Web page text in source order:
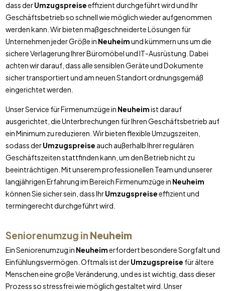
dass derUmzugspreiseeffizient durchgeführt wird und Ihr
Geschäftsbetrieb so schnell wie möglich wieder aufgenommen
werden kann. Wir bieten maßgeschneiderte Lösungen für
Unternehmen jeder Größe in Neuheimund kümmern uns um die
sichere Verlagerung Ihrer Büromöbel und IT-Ausrüstung. Dabei
achten wir darauf, dass alle sensiblen Geräte und Dokumente
sicher transportiert und am neuen Standort ordnungsgemäß
eingerichtet werden.
Unser Service für Firmenumzüge in Neuheimist darauf
ausgerichtet, die Unterbrechungen für Ihren Geschäftsbetrieb auf
ein Minimum zu reduzieren. Wir bieten flexible Umzugszeiten,
sodass derUmzugspreise auch außerhalb Ihrer regulären
Geschäftszeiten stattfinden kann, um den Betrieb nicht zu
beeinträchtigen. Mit unserem professionellen Team und unserer
langjährigen Erfahrung im Bereich Firmenumzüge in Neuheim
können Sie sicher sein, dass IhrUmzugspreiseeffizient und
termingerecht durchgeführt wird.
Seniorenumzug in Neuheim
Ein Seniorenumzug in Neuheimerfordert besondere Sorgfalt und
Einfühlungsvermögen. Oftmals ist derUmzugspreise für ältere
Menschen eine große Veränderung, und es ist wichtig, dass dieser
Prozess so stressfrei wie möglich gestaltet wird. Unser